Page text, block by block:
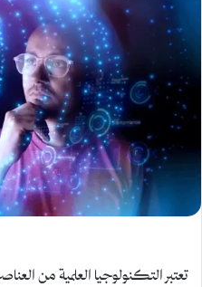
تعتبر التكنولوجيا العلمية من